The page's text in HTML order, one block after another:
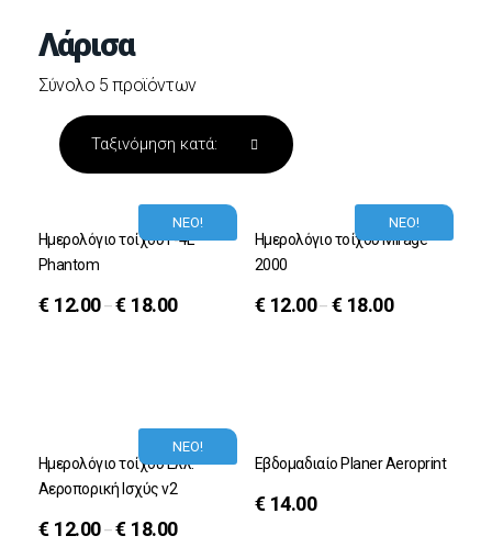
Λάρισα
Σύνολο 5 προϊόντων
ΝΕΟ!
Ημερολόγιο τοίχου F-4E
Phantom
€ 12.00–€ 18.00
ΝΕΟ!
Ημερολόγιο τοίχου Mirage
2000
€ 12.00–€ 18.00
ΝΕΟ!
Ημερολόγιο τοίχου Ελλ.
Αεροπορική Ισχύς v2
€ 12.00–€ 18.00
Εβδομαδιαίο Planer Aeroprint
€ 14.00